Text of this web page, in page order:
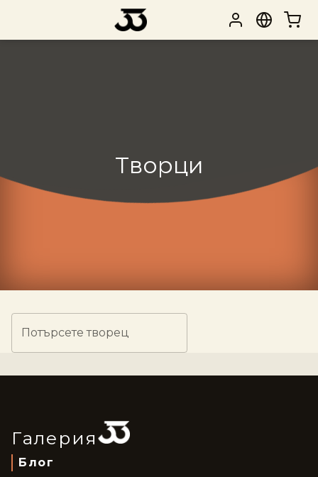
Творци
Потърсете творец
Галерия
Блог